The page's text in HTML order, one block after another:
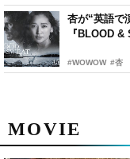
杏が“英語で
『BLOOD &
#WOWOW #杏
MOVIE